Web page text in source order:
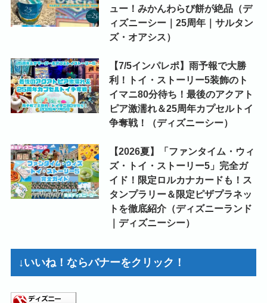
ュー！みかんわらび餅が絶品（デ
ィズニーシー｜25周年｜サルタン
ズ・オアシス）
【7/5インパレポ】雨予報で大勝
利！トイ・ストーリー5装飾のト
イマニ80分待ち！最後のアクアト
ピア激濡れ＆25周年カプセルトイ
争奪戦！（ディズニーシー）
【2026夏】「ファンタイム・ウィ
ズ・トイ・ストーリー5」完全ガ
イド！限定ロルカナカードも！ス
タンプラリー＆限定ピザプラネッ
トを徹底紹介（ディズニーランド
｜ディズニーシー）
↓いいね！ならバナーをクリック！